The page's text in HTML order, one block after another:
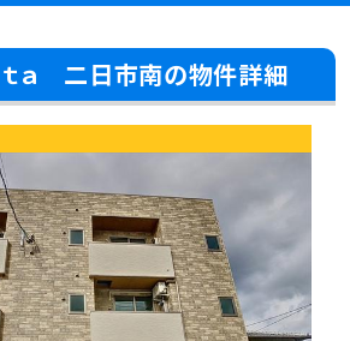
ｔａ 二日市南の物件詳細